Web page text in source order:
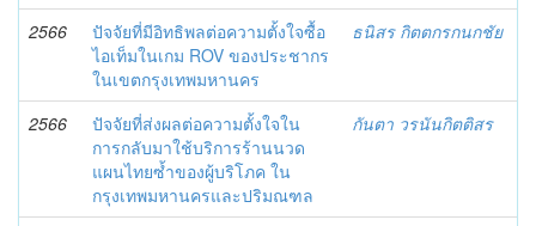
2566
ปัจจัยที่มีอิทธิพลต่อความตั้งใจซื้อ
ไอเท็มในเกม ROV ของประชากร
ในเขตกรุงเทพมหานคร
ธนิสร กิตตกรกนกชัย
2566
ปัจจัยที่ส่งผลต่อความตั้งใจใน
การกลับมาใช้บริการร้านนวด
แผนไทยซ้ำของผู้บริโภค ใน
กรุงเทพมหานครและปริมณฑล
กันตา วรนันกิตติสร